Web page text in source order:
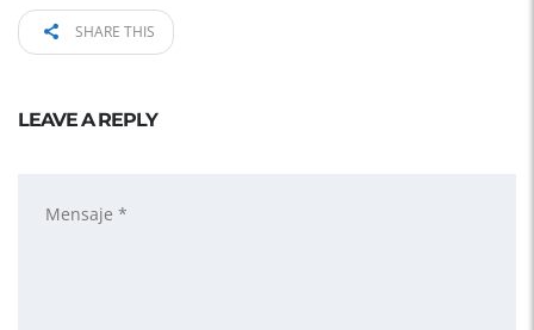
SHARE THIS
LEAVE A REPLY